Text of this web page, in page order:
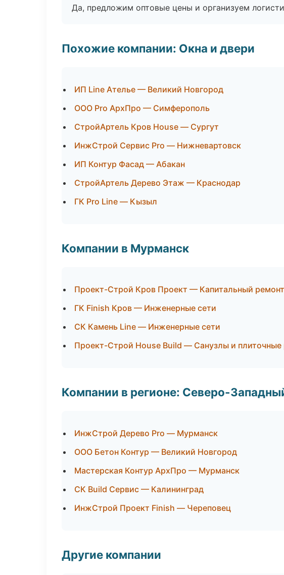
Да, предложим оптовые цены и организуем
Похожие компании: Окна и двери
ИП Line Ателье — Великий Новгород
ООО Pro АрхПро — Симферополь
СтройАртель Кров House — Сургут
ИнжСтрой Сервис Pro — Нижневартовск
ИП Контур Фасад — Абакан
СтройАртель Дерево Этаж — Краснодар
ГК Pro Line — Кызыл
Компании в Мурманск
Проект-Строй Кров Проект — Капитальный
ГК Finish Кров — Инженерные сети
СК Камень Line — Инженерные сети
Проект-Строй House Build — Санузлы и плиточные
Компании в регионе: Северо-
ИнжСтрой Дерево Pro — Мурманск
ООО Бетон Контур — Великий Новгород
Мастерская Контур АрхПро — Мурманск
СК Build Сервис — Калининград
ИнжСтрой Проект Finish — Череповец
Другие компании